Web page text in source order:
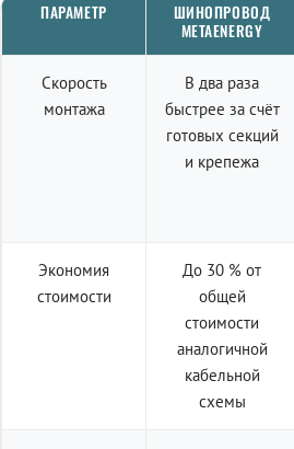
ПАРАМЕТР
ШИНОПРОВОД
METAENERGY
Скорость
монтажа
В два раза
быстрее за счёт
готовых секций
и крепежа
Экономия
стоимости
До 30 % от
общей
стоимости
аналогичной
кабельной
схемы